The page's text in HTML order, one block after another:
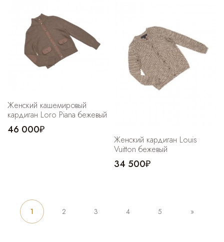
Женский кашемировый
кардиган Loro Piana бежевый
46 000₽
Женский кардиган Louis
Vuitton бежевый
34 500₽
1 2 3 4 5 »